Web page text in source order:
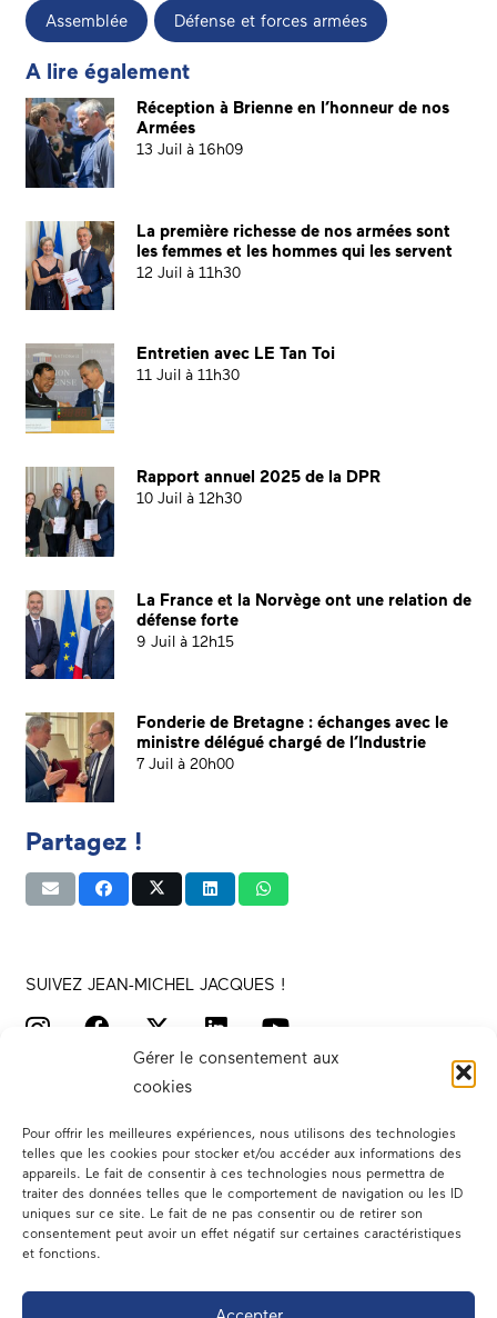
Gérer le consentement aux
cookies
Pour offrir les meilleures expériences, nous utilisons des technologies
telles que les cookies pour stocker et/ou accéder aux informations des
appareils. Le fait de consentir à ces technologies nous permettra de
traiter des données telles que le comportement de navigation ou les ID
uniques sur ce site. Le fait de ne pas consentir ou de retirer son
consentement peut avoir un effet négatif sur certaines caractéristiques
et fonctions.
Assemblée Défense et forces armées
A lire également
Réception à Brienne en l’honneur de nos
Armées
13 Juil à 16h09
La première richesse de nos armées sont
les femmes et les hommes qui les servent
12 Juil à 11h30
Entretien avec LE Tan Toi
11 Juil à 11h30
Rapport annuel 2025 de la DPR
10 Juil à 12h30
La France et la Norvège ont une relation de
défense forte
9 Juil à 12h15
Fonderie de Bretagne : échanges avec le
ministre délégué chargé de l’Industrie
7 Juil à 20h00
Partagez !
SUIVEZ JEAN-MICHEL JACQUES !
Votre député
Dans les médias